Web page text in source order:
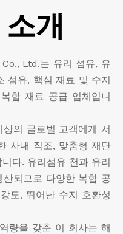
개
Ltd.는 유리 섬유, 유
섬유, 핵심 재료 및 수지
합 재료 공급 업체입니
의 글로벌 고객에게 서
사내 직조, 맞춤형 재단
다. 유리섬유 천과 유리
되므로 다양한 복합 공
도, 뛰어난 수지 호환성
량을 갖춘 이 회사는 해